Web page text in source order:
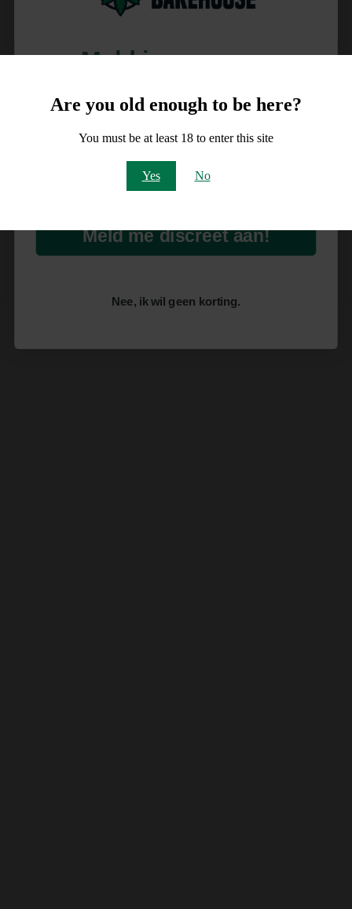
Are you old enough to be here?
You must be at least 18 to enter this site
Yes No
Meld je aan voor
10% korting
op je order!
Meld me discreet aan!
Nee, ik wil geen korting.